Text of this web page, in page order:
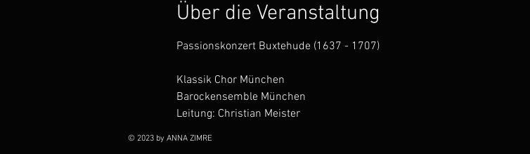
Über die Veranstaltung
Passionskonzert Buxtehude (1637 - 1707)
Klassik Chor München
Barockensemble München
Leitung: Christian Meister
© 2023 by ANNA ZIMRE